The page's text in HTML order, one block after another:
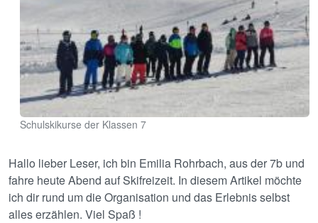
Schulskikurse der Klassen 7
Hallo lieber Leser, ich bin Emilia Rohrbach, aus der 7b und
fahre heute Abend auf Skifreizeit. In diesem Artikel möchte
ich dir rund um die Organisation und das Erlebnis selbst
alles erzählen. Viel Spaß !